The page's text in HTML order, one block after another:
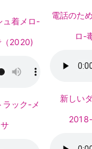
ュ着メロ-
（2020)
ラック-メ
電話のた
ロ-
新しい